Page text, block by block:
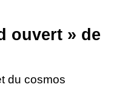
ouvert » de
du cosmos